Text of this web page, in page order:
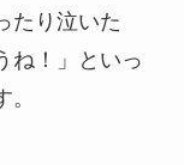
たり泣いた
ね！」といっ
。